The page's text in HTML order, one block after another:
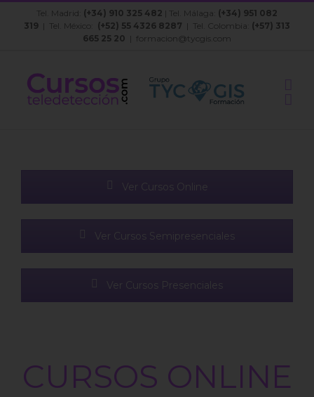
Saltar
Tel. Madrid: (+34) 910 325 482 | Tel. Málaga: (+34) 951 082
319 | Tel. México: (+52) 55 4326 8287 | Tel. Colombia: (+57) 313
665 25 20 | formacion@tycgis.com
Ver Cursos Online
Ver Cursos Semipresenciales
Ver Cursos Presenciales
CURSOS ONLINE